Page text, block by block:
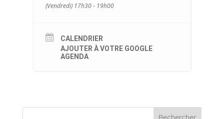
(Vendredi) 17h30 - 19h00
CALENDRIER
AJOUTER À VOTRE GOOGLE
AGENDA